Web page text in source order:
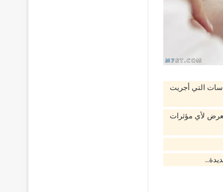
التي أجريت
لأي مؤثرات